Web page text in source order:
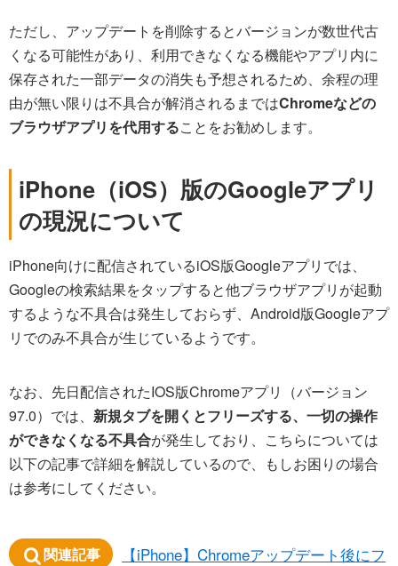
ただし、アップデートを削除するとバージョンが数世代古
くなる可能性があり、利用できなくなる機能やアプリ内に
保存された一部データの消失も予想されるため、余程の理
由が無い限りは不具合が解消されるまではChromeなどの
ブラウザアプリを代用することをお勧めします。
iPhone（iOS）版のGoogleアプリ
の現況について
iPhone向けに配信されているiOS版Googleアプリでは、
Googleの検索結果をタップすると他ブラウザアプリが起動
するような不具合は発生しておらず、Android版Googleアプ
リでのみ不具合が生じているようです。
なお、先日配信されたIOS版Chromeアプリ（バージョン
97.0）では、 新規タブを開くとフリーズする、一切の操作
ができなくなる不具合が発生しており、こちらについては
以下の記事で詳細を解説しているので、もしお困りの場合
は参考にしてください。
関連記事
【iPhone】Chromeアップデート後にフ